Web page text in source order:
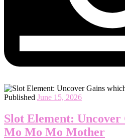
Published June 15, 2026
Slot Element: Uncover
Mo Mo Mo Mother